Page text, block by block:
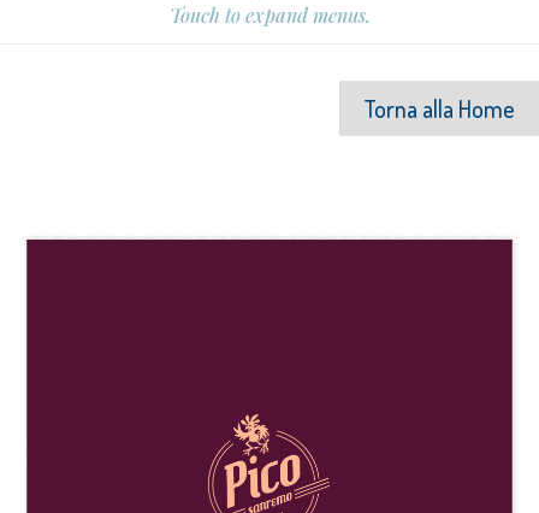
Touch to expand menus.
Torna alla Home